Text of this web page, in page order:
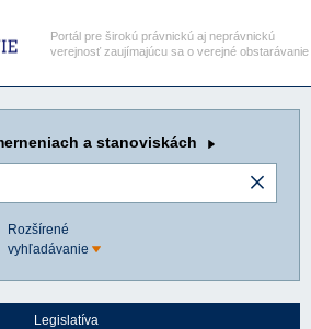
Portál pre širokú právnickú aj neprávnickú
verejnosť zaujímajúcu sa o verejné obstarávanie
a stanoviskách
Rozšírené
vyhľadávanie
Legislatíva